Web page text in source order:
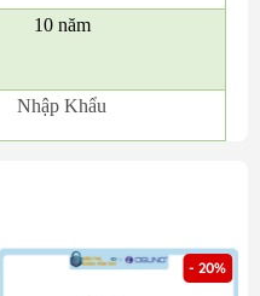
10 năm
Nhập Khẩu
- 20%